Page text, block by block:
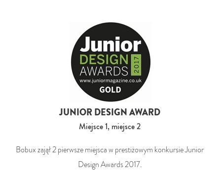
JUNIOR DESIGN AWARD
Miejsce 1, miejsce 2
Bobux zajął 2 pierwsze miejsca w prestiżowym konkursie Junior
Design Awards 2017.